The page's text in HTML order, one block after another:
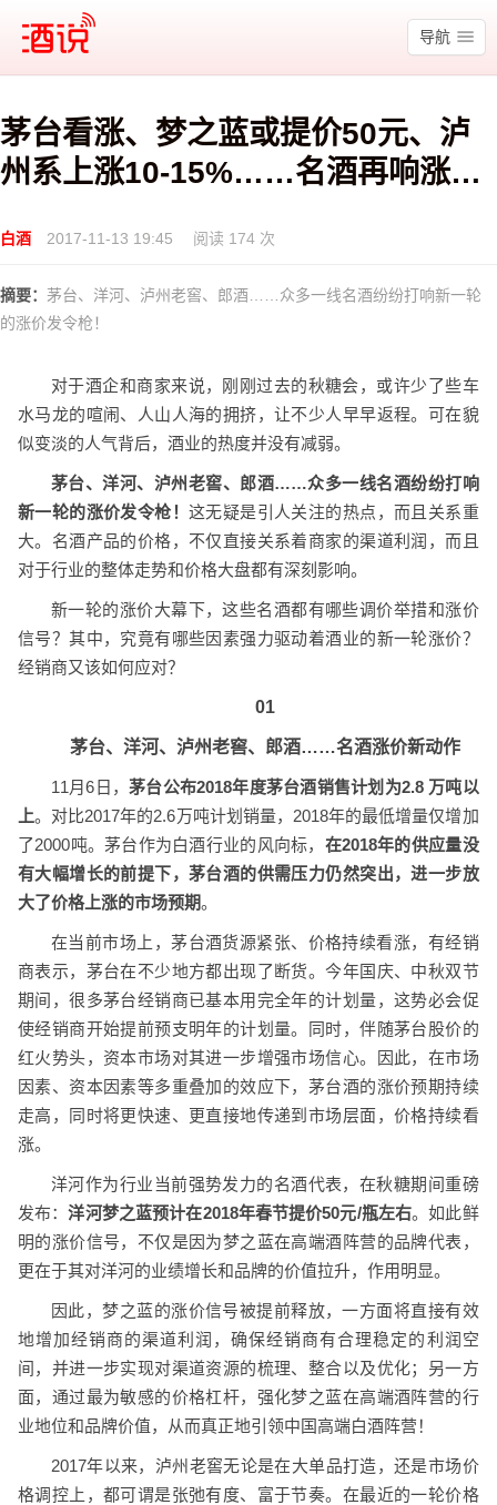
酒说
导航
茅台看涨、梦之蓝或提价50元、泸
州系上涨10-15%……名酒再响涨价
白酒 2017-11-13 19:45 阅读 174 次
摘要： 茅台、洋河、泸州老窖、郎酒……众多一线名酒纷纷打响新一轮
的涨价发令枪！
对于酒企和商家来说，刚刚过去的秋糖会，或许少了些车
水马龙的喧闹、人山人海的拥挤，让不少人早早返程。可在貌
似变淡的人气背后，酒业的热度并没有减弱。
茅台、洋河、泸州老窖、郎酒……众多一线名酒纷纷打响
新一轮的涨价发令枪！这无疑是引人关注的热点，而且关系重
大。名酒产品的价格，不仅直接关系着商家的渠道利润，而且
对于行业的整体走势和价格大盘都有深刻影响。
新一轮的涨价大幕下，这些名酒都有哪些调价举措和涨价
信号？其中，究竟有哪些因素强力驱动着酒业的新一轮涨价？
经销商又该如何应对？
01
茅台、洋河、泸州老窖、郎酒……名酒涨价新动作
11月6日，茅台公布2018年度茅台酒销售计划为2.8 万吨以
上。对比2017年的2.6万吨计划销量，2018年的最低增量仅增加
了2000吨。茅台作为白酒行业的风向标， 在2018年的供应量没
有大幅增长的前提下，茅台酒的供需压力仍然突出，进一步放
大了价格上涨的市场预期。
在当前市场上，茅台酒货源紧张、价格持续看涨，有经销
商表示，茅台在不少地方都出现了断货。今年国庆、中秋双节
期间，很多茅台经销商已基本用完全年的计划量，这势必会促
使经销商开始提前预支明年的计划量。同时，伴随茅台股价的
红火势头，资本市场对其进一步增强市场信心。因此， 在市场
因素、资本因素等多重叠加的效应下，茅台酒的涨价预期持续
走高，同时将更快速、更直接地传递到市场层面，价格持续看
涨。
洋河作为行业当前强势发力的名酒代表，在秋糖期间重磅
发布：洋河梦之蓝预计在2018年春节提价50元/瓶左右。如此鲜
明的涨价信号，不仅是因为梦之蓝在高端酒阵营的品牌代表，
更在于其对洋河的业绩增长和品牌的价值拉升，作用明显。
因此，梦之蓝的涨价信号被提前释放，一方面将直接有效
地增加经销商的渠道利润，确保经销商有合理稳定的利润空
间，并进一步实现对渠道资源的梳理、整合以及优化；另一方
面，通过最为敏感的价格杠杆，强化梦之蓝在高端酒阵营的行
业地位和品牌价值，从而真正地引领中国高端白酒阵营 ！
2017年以来，泸州老窖无论是在大单品打造，还是市场价
格调控上，都可谓是张弛有度、富于节奏。在最近的一轮价格